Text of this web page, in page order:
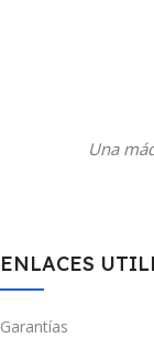
Una
ENLACES
Garantías